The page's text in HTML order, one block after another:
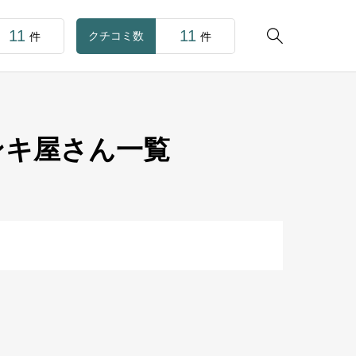

11 件 クチコミ数 11 件
屋さん一覧